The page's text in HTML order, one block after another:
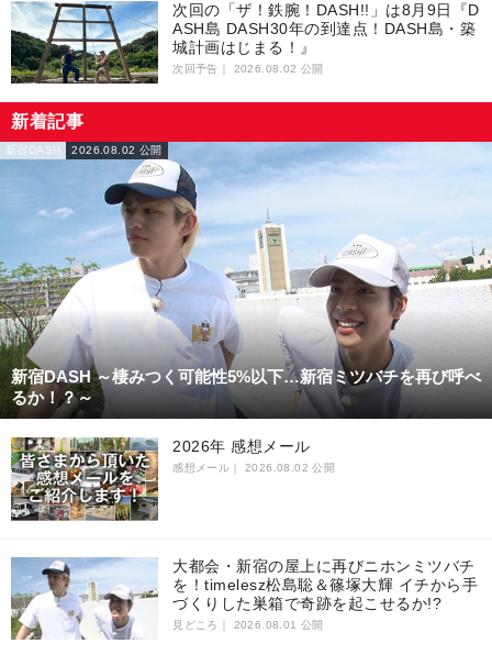
次回の「ザ！鉄腕！DASH!!」は8月9日『D
ASH島 DASH30年の到達点！DASH島・築
城計画はじまる！』
次回予告｜ 2026.08.02 公開
新着記事
新宿DASH ～棲みつく可能性5%以下…新宿ミツバチを再び呼べ
るか！？～
新宿DASH 2026.08.02 公開
2026年 感想メール
感想メール｜ 2026.08.02 公開
大都会・新宿の屋上に再びニホンミツバチ
を！timelesz松島聡＆篠塚大輝 イチから手
づくりした巣箱で奇跡を起こせるか!?
見どころ｜ 2026.08.01 公開